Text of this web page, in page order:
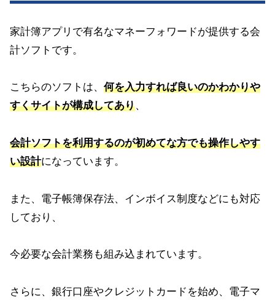
家計簿アプリで有名なマネーフォワードが提供する会
計ソフトです。
こちらのソフトは、 何を入力すれば良いのかわかりや
すくサイトが構成してあり、
会計ソフトを利用するのが初めてな方でも操作しやす
い設計になっています。
また、電子帳簿保存法、インボイス制度などにも対応
しており、
今必要な会計業務も組み込まれています。
さらに、銀行口座やクレジットカードを始め、電子マ